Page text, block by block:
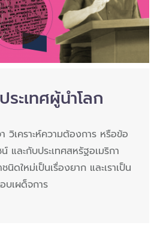
ระเทศผู้นำโลก
วิเคราะห์ความต้องการ หรือข้อ
และกับประเทศสหรัฐอเมริกา
นิดใหม่เป็นเรื่องยาก และเราเป็น
บเผด็จการ